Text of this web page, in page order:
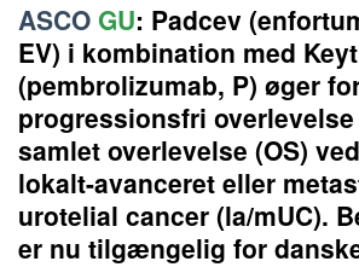
ASCO GU: Padcev
EV) i kombination med
(pembrolizumab, P) øger
progressionsfri overlevelse
samlet overlevelse (OS)
lokalt-avanceret eller
urotelial cancer (la/mUC).
er nu tilgængelig for